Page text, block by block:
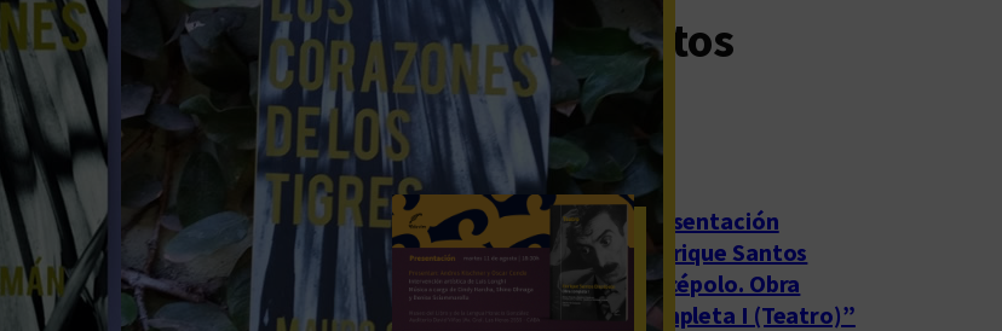
Últimos eventos
cargados
Presentación
“Enrique Santos
Discépolo. Obra
completa I (Teatro)”